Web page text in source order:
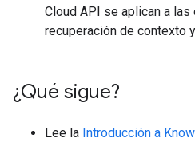
Cloud API se aplican a
recuperación de contexto
¿Qué sigue?
Lee la Introducción a